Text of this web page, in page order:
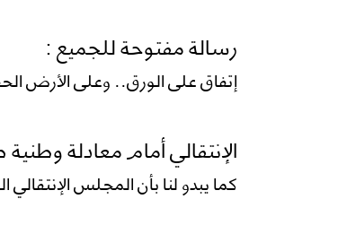
رسالة مفتوحة للجميع :
إتفاق على الورق.. وعلى الأرض
الإنتقالي أمام معادلة
كما يبدو لنا بأن المجلس